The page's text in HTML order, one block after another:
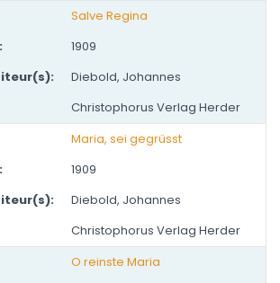
Salve Regina
1909
Diebold, Johannes
Christophorus Verlag Herder
Maria, sei gegrüsst
1909
Diebold, Johannes
Christophorus Verlag Herder
O reinste Maria